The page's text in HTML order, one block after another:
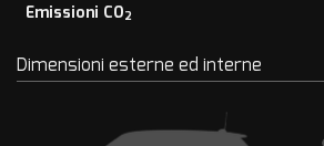
Emissioni CO2
Dimensioni esterne ed interne